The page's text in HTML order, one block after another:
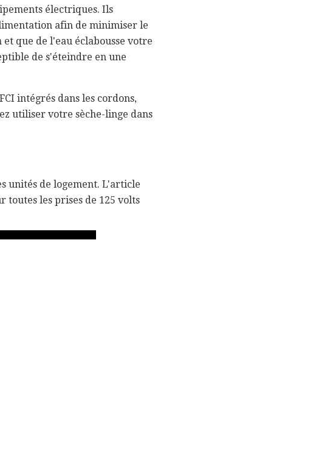
électriques. Ils
afin de minimiser le
et que de l'eau éclabousse votre
de s'éteindre en une
intégrés dans les cordons,
utiliser votre sèche-linge dans
unités de logement. L'article
toutes les prises de 125 volts